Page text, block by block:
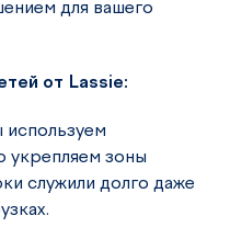
для вашего
от Lassie:
укрепляем зоны
служили долго даже